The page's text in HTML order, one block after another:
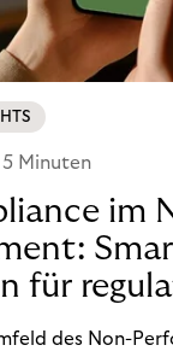
5 Minuten
im
für
des Non-